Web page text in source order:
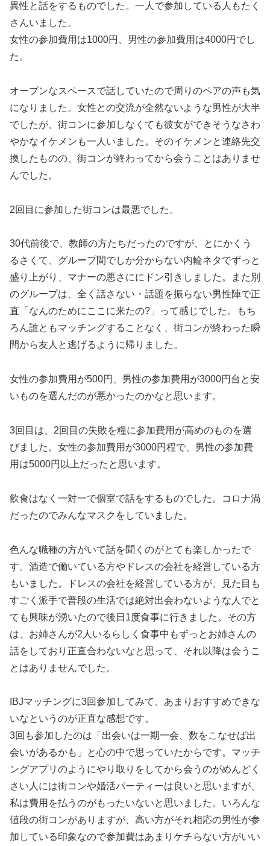
異性と話をするものでした。一人で参加している人もたく
さんいました。
女性の参加費用は1000円、男性の参加費用は4000円でし
た。
オープンなスペースで話していたので周りのペアの声も気
になりました。女性との交流が全然ないような男性が大半
でしたが、街コンに参加しなくても彼女ができそうなさわ
やかなイケメンも一人いました。そのイケメンと連絡先交
換したものの、街コンが終わってから会うことはありませ
んでした。
2回目に参加した街コンは最悪でした。
30代前後で、教師の方たちだったのですが、とにかくう
るさくて、グループ間でしか分からない内輪ネタでずっと
盛り上がり、マナーの悪さににドン引きしました。また別
のグループは、全く話さない・話題を振らない男性陣で正
直「なんのためにここに来たの?」って感じでした。もち
ろん誰ともマッチングすることなく、街コンが終わった瞬
間から友人と逃げるように帰りました。
女性の参加費用が500円、男性の参加費用が3000円台と安
いものを選んだのが悪かったのかなと思います。
3回目は、2回目の失敗を糧に参加費用が高めのものを選
びました。女性の参加費用が3000円程で、男性の参加費
用は5000円以上だったと思います。
飲食はなく一対一で個室で話をするものでした。コロナ渦
だったのでみんなマスクをしていました。
色んな職種の方がいて話を聞くのがとても楽しかったで
す。酒造で働いている方やドレスの会社を経営している方
もいました。ドレスの会社を経営している方が、見た目も
すごく派手で普段の生活では絶対出会わないような人でと
ても興味が湧いたので後日1度食事に行きました。その方
は、お姉さんが2人いるらしく食事中もずっとお姉さんの
話をしており正直合わないなと思って、それ以降は会うこ
とはありませんでした。
IBJマッチングに3回参加してみて、あまりおすすめできな
いなというのが正直な感想です。
3回も参加したのは「出会いは一期一会、数をこなせば出
会いがあるかも」と心の中で思っていたからです。マッチ
ングアプリのようにやり取りをしてから会うのがめんどく
さい人には街コンや婚活パーティーは良いと思いますが、
私は費用を払うのがもったいないと思いました。いろんな
値段の街コンがありますが、高い方がそれ相応の男性が参
加している印象なので参加費はあまりケチらない方がいい